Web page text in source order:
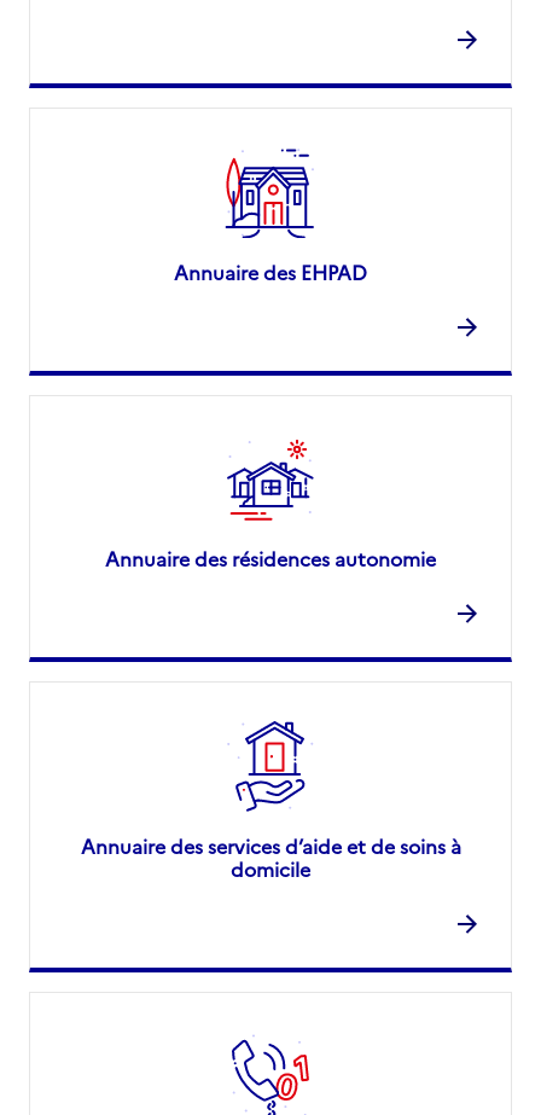
Annuaire des EHPAD
Annuaire des résidences autonomie
Annuaire des services d’aide et de soins à
domicile